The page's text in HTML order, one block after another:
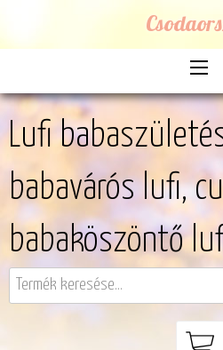
Lufi
babavárós lufi,
babaköszöntő